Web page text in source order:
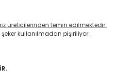
üreticilerinden temin edilmektedir.
kullanılmadan pişiriliyor.